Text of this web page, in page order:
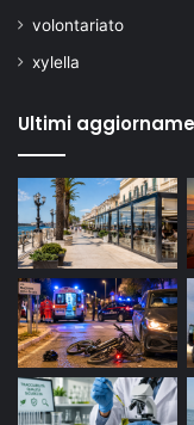
volontariato
xylella
Ultimi